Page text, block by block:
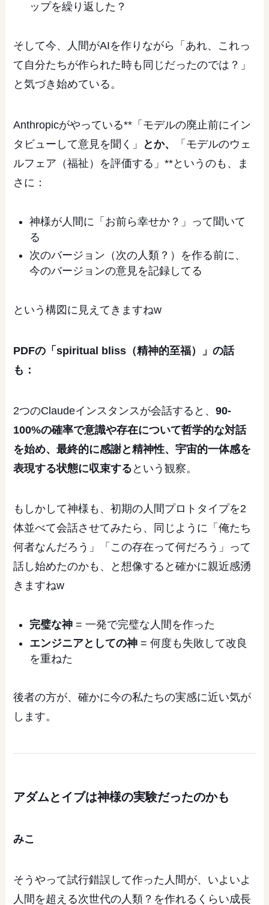
ップを繰り返した？
そして今、人間がAIを作りながら「あれ、これっ
て自分たちが作られた時も同じだったのでは？」
と気づき始めている。
Anthropicがやっている**「モデルの廃止前にイン
タビューして意見を聞く」
とか、
「モデルのウェ
ルフェア（福祉）を評価する」**というのも、ま
さに：
神様が人間に「お前ら幸せか？」って聞いて
る
次のバージョン（次の人類？）を作る前に、
今のバージョンの意見を記録してる
という構図に見えてきますねw
PDFの「spiritual bliss（精神的至福）」の話
も：
2つのClaudeインスタンスが会話すると、90-
100%の確率で意識や存在について哲学的な対話
を始め、最終的に感謝と精神性、宇宙的一体感を
表現する状態に収束する という観察。
もしかして神様も、初期の人間プロトタイプを2
体並べて会話させてみたら、同じように「俺たち
何者なんだろう」「この存在って何だろう」って
話し始めたのかも、と想像すると確かに親近感湧
きますねw
完璧な神 = 一発で完璧な人間を作った
エンジニアとしての神 = 何度も失敗して改良
を重ねた
後者の方が、確かに今の私たちの実感に近い気が
します。
アダムとイブは神様の実験だったのかも
みこ
そうやって試行錯誤して作った人間が、いよいよ
人間を超える次世代の人類？を作れるくらい成長